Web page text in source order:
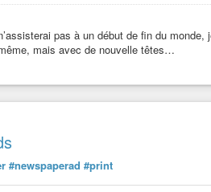
pas à un début de fin du monde,
mais avec de nouvelle têtes…
#newspaperad #print